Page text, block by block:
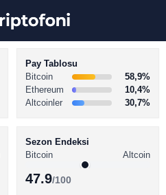
Pay Tablosu
Bitcoin
58,9%
Ethereum
10,4%
Altcoinler
30,7%
Sezon Endeksi
Bitcoin
Altcoin
47.9/100